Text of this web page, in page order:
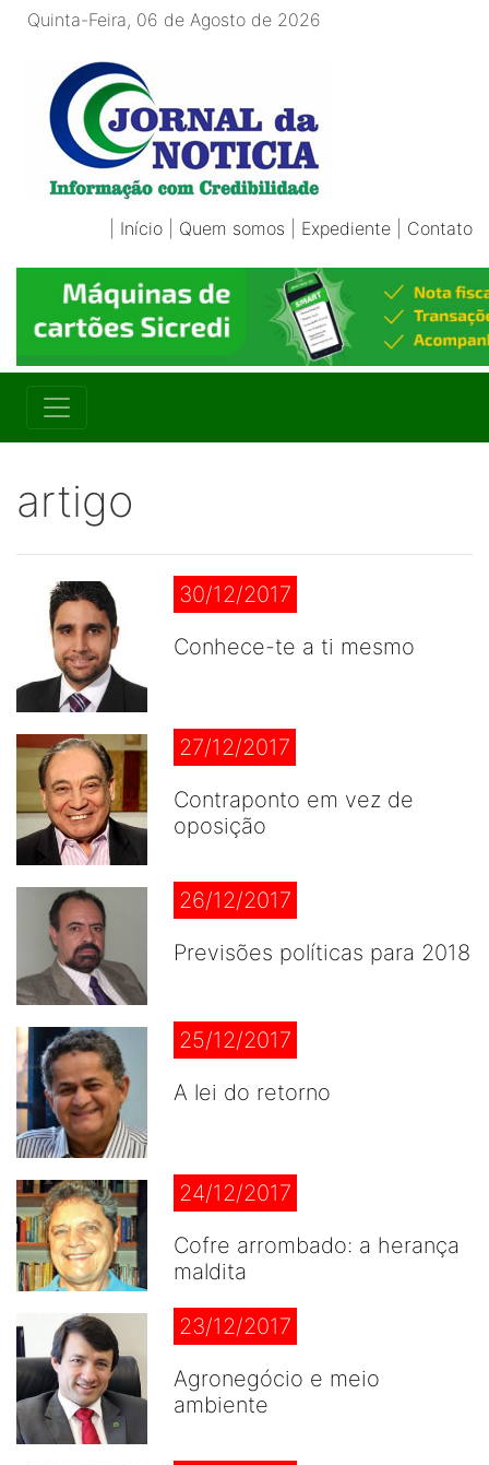
Quinta-Feira, 06 de Agosto de 2026
Início Quem somos Expediente Contato
artigo
30/12/2017
Conhece-te a ti mesmo
27/12/2017
Contraponto em vez de
oposição
26/12/2017
Previsões políticas para 2018
25/12/2017
A lei do retorno
24/12/2017
Cofre arrombado: a herança
maldita
23/12/2017
Agronegócio e meio
ambiente